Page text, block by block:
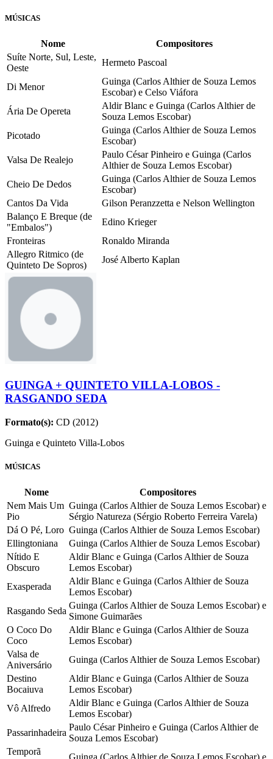
MÚSICAS
Nome
Compositores
Suíte Norte, Sul, Leste,
Oeste
Hermeto Pascoal
Di Menor
Guinga (Carlos Althier de Souza Lemos
Escobar) e Celso Viáfora
Ária De Opereta
Aldir Blanc e Guinga (Carlos Althier de
Souza Lemos Escobar)
Picotado
Guinga (Carlos Althier de Souza Lemos
Escobar)
Valsa De Realejo
Paulo César Pinheiro e Guinga (Carlos
Althier de Souza Lemos Escobar)
Cheio De Dedos
Guinga (Carlos Althier de Souza Lemos
Escobar)
Cantos Da Vida
Gilson Peranzzetta e Nelson Wellington
Balanço E Breque (de
"Embalos")
Edino Krieger
Fronteiras
Ronaldo Miranda
Allegro Ritmico (de
Quinteto De Sopros)
José Alberto Kaplan
GUINGA + QUINTETO VILLA-LOBOS -
RASGANDO SEDA
Formato(s): CD (2012)
Guinga e Quinteto Villa-Lobos
MÚSICAS
Nome
Compositores
Nem Mais Um
Pio
Guinga (Carlos Althier de Souza Lemos Escobar) e
Sérgio Natureza (Sérgio Roberto Ferreira Varela)
Dá O Pé, Loro Guinga (Carlos Althier de Souza Lemos Escobar)
Ellingtoniana
Guinga (Carlos Althier de Souza Lemos Escobar)
Nítido E
Obscuro
Aldir Blanc e Guinga (Carlos Althier de Souza
Lemos Escobar)
Exasperada
Aldir Blanc e Guinga (Carlos Althier de Souza
Lemos Escobar)
Rasgando Seda
Guinga (Carlos Althier de Souza Lemos Escobar) e
Simone Guimarães
O Coco Do
Coco
Aldir Blanc e Guinga (Carlos Althier de Souza
Lemos Escobar)
Valsa de
Aniversário
Guinga (Carlos Althier de Souza Lemos Escobar)
Destino
Bocaiuva
Aldir Blanc e Guinga (Carlos Althier de Souza
Lemos Escobar)
Vô Alfredo
Aldir Blanc e Guinga (Carlos Althier de Souza
Lemos Escobar)
Passarinhadeira
Paulo César Pinheiro e Guinga (Carlos Althier de
Souza Lemos Escobar)
Temporã
Guinga (Carlos Althier de Souza Lemos Escobar) e